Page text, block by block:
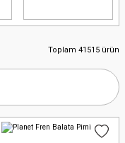
Toplam 41515 ürün